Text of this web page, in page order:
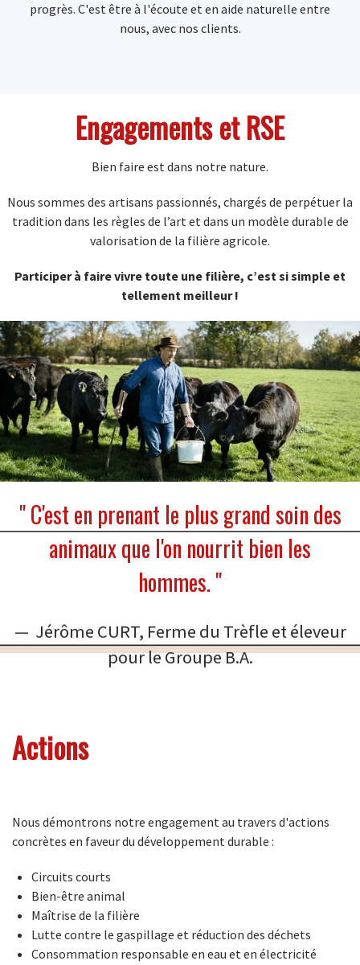
progrès. C'est être à l'écoute et en aide naturelle entre
nous, avec nos clients.
Engagements et RSE
Bien faire est dans notre nature.
Nous sommes des artisans passionnés, chargés de perpétuer la
tradition dans les règles de l’art et dans un modèle durable de
valorisation de la filière agricole.
Participer à faire vivre toute une filière, c’est si simple et
tellement meilleur !
"C'est en prenant le plus grand soin des
animaux que l'on nourrit bien les
hommes."
Jérôme CURT, Ferme du Trèfle et éleveur
pour le Groupe B.A.
Actions
Nous démontrons notre engagement au travers d'actions
concrètes en faveur du développement durable :
Circuits courts
Bien-être animal
Maîtrise de la filière
Lutte contre le gaspillage et réduction des déchets
Consommation responsable en eau et en électricité